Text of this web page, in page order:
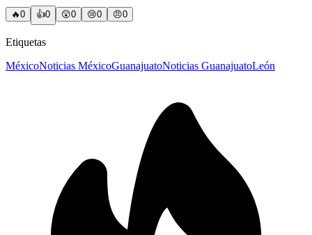
🔥0 👍0 😲0 😢0 😠0
Etiquetas
MéxicoNoticias MéxicoGuanajuatoNoticias GuanajuatoLeón